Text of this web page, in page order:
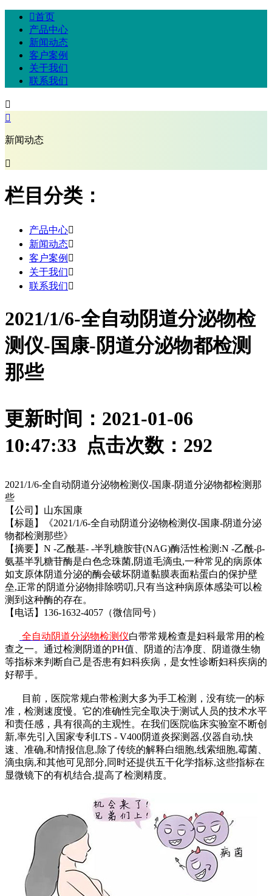
首页
产品中心
新闻动态
客户案例
关于我们
联系我们


新闻动态

栏目分类：
产品中心
新闻动态
客户案例 
关于我们
联系我们
2021/1/6-全自动阴道分泌物检
测仪-国康-阴道分泌物都检测
那些
更新时间：2021-01-06
10:47:33 点击次数： 292
2021/1/6-全自动阴道分泌物检测仪-国康-阴道分泌物都检测那
些
【公司】山东国康
【标题】《2021/1/6-全自动阴道分泌物检测仪-国康-阴道分泌
物都检测那些》
【摘要】 N -乙酰基- -半乳糖胺苷(NAG)酶活性检测:N -乙酰-β-
氨基半乳糖苷酶是白色念珠菌,阴道毛滴虫,一种常见的病原体
如支原体阴道分泌的酶会破坏阴道黏膜表面粘蛋白的保护壁
垒,正常的阴道分泌物排除唠叨,只有当这种病原体感染可以检
测到这种酶的存在。
【电话】136-1632-4057（微信同号）
全自动阴道分泌物检测仪白带常规检查是妇科最常用的检
查之一。通过检测阴道的PH值、阴道的洁净度、阴道微生物
等指标来判断自己是否患有妇科疾病，是女性诊断妇科疾病的
好帮手。
目前，医院常规白带检测大多为手工检测，没有统一的标
准，检测速度慢。它的准确性完全取决于测试人员的技术水平
和责任感，具有很高的主观性。在我们医院临床实验室不断创
新,率先引入国家专利LTS - V400阴道炎探测器,仪器自动,快
速、准确,和情报信息,除了传统的解释白细胞,线索细胞,霉菌、
滴虫病,和其他可见部分,同时还提供五干化学指标,这些指标在
显微镜下的有机结合,提高了检测精度。